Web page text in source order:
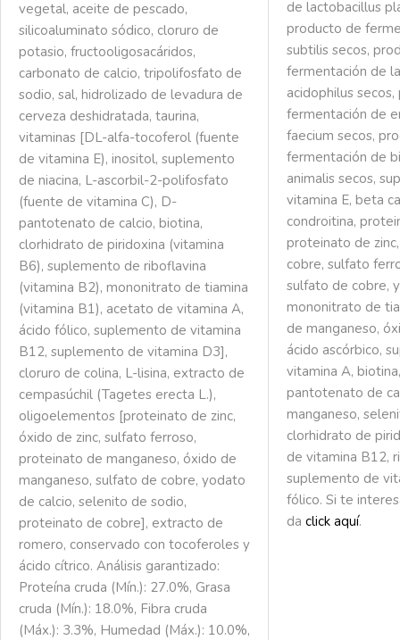
vegetal, aceite de pescado,
silicoaluminato sódico, cloruro de
potasio, fructooligosacáridos,
carbonato de calcio, tripolifosfato de
sodio, sal, hidrolizado de levadura de
cerveza deshidratada, taurina,
vitaminas [DL-alfa-tocoferol (fuente
de vitamina E), inositol, suplemento
de niacina, L-ascorbil-2-polifosfato
(fuente de vitamina C), D-
pantotenato de calcio, biotina,
clorhidrato de piridoxina (vitamina
B6), suplemento de riboflavina
(vitamina B2), mononitrato de tiamina
(vitamina B1), acetato de vitamina A,
ácido fólico, suplemento de vitamina
B12, suplemento de vitamina D3],
cloruro de colina, L-lisina, extracto de
cempasúchil (Tagetes erecta L.),
oligoelementos [proteinato de zinc,
óxido de zinc, sulfato ferroso,
proteinato de manganeso, óxido de
manganeso, sulfato de cobre, yodato
de calcio, selenito de sodio,
proteinato de cobre], extracto de
romero, conservado con tocoferoles y
ácido cítrico. Análisis garantizado:
Proteína cruda (Mín.): 27.0%, Grasa
cruda (Mín.): 18.0%, Fibra cruda
(Máx.): 3.3%, Humedad (Máx.): 10.0%,
de lactobacillus
producto de
subtilis secos,
fermentación de
acidophilus
fermentación de
faecium secos,
fermentación de
animalis secos,
vitamina E, beta
condroitina,
proteinato de
cobre, sulfato
sulfato de cobre,
mononitrato de
de manganeso,
ácido ascórbico,
vitamina A,
pantotenato de
manganeso,
clorhidrato de
de vitamina B12,
suplemento de
fólico. Si te
da click aquí.